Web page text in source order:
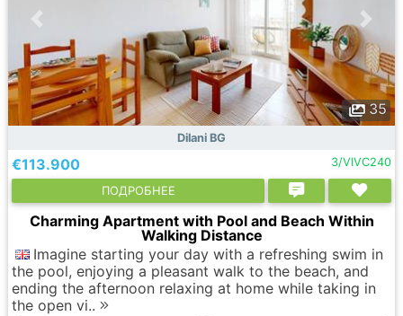
35
Dilani BG
€113.900 3/VIVC240
ПОДРОБНЕЕ
Charming Apartment with Pool and Beach Within
Walking Distance
Imagine starting your day with a refreshing swim in
the pool, enjoying a pleasant walk to the beach, and
ending the afternoon relaxing at home while taking in
the open vi..